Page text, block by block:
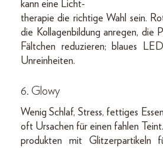
kann eine Licht-
therapie die richtige Wahl sein.
die Kollagenbildung anregen, die
Fältchen reduzieren; blaues
Unreinheiten.
6. Glowy
Wenig Schlaf, Stress, fettiges
oft Ursachen für einen fahlen
produkten mit Glitzerpartikeln